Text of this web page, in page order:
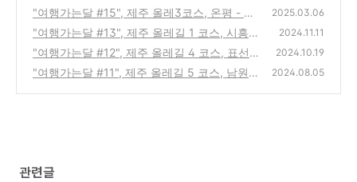
달 올레길(역방향)
(5)
"여행가는달 #15", 제주 올레3코스, 온평 - 표
선 올레길
(3)
2025.03.06
"여행가는달 #13", 제주 올레길 1 코스, 시흥-
광치기 올레길
(15)
2024.11.11
"여행가는달 #12", 제주 올레길 4 코스, 표선-
남원 올레길
(18)
2024.10.19
"여행가는달 #11", 제주 올레길 5 코스, 남원-
2024.08.05
관련글